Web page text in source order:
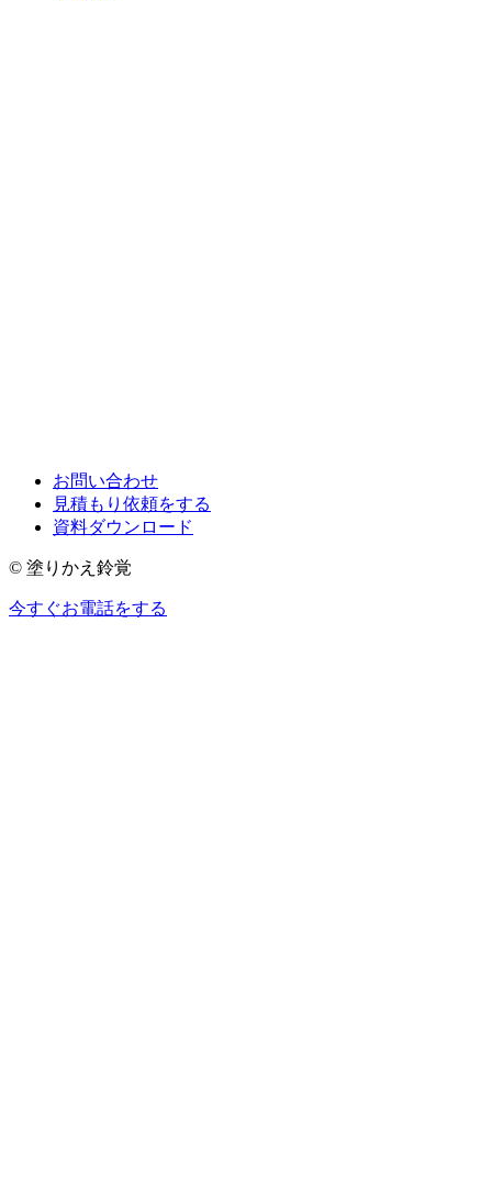
お問い合わせ
見積もり依頼をする
資料ダウンロード
© 塗りかえ鈴覚
今すぐお電話をする